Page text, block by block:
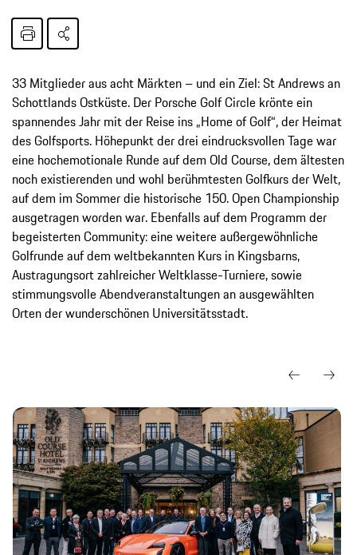
33 Mitglieder aus acht Märkten – und ein Ziel: St Andrews an
Schottlands Ostküste. Der Porsche Golf Circle krönte ein
spannendes Jahr mit der Reise ins „Home of Golf“, der Heimat
des Golfsports. Höhepunkt der drei eindrucksvollen Tage war
eine hochemotionale Runde auf dem Old Course, dem ältesten
noch existierenden und wohl berühmtesten Golfkurs der Welt,
auf dem im Sommer die historische 150. Open Championship
ausgetragen worden war. Ebenfalls auf dem Programm der
begeisterten Community: eine weitere außergewöhnliche
Golfrunde auf dem weltbekannten Kurs in Kingsbarns,
Austragungsort zahlreicher Weltklasse-Turniere, sowie
stimmungsvolle Abendveranstaltungen an ausgewählten
Orten der wunderschönen Universitätsstadt.